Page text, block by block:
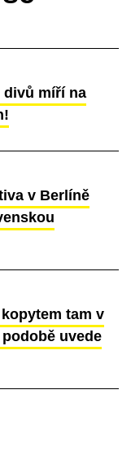
divů míří na
v Berlíně
tam v
uvede